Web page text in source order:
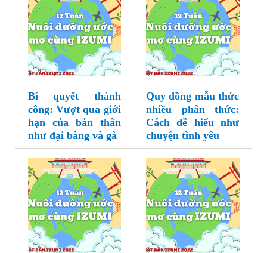
Bí quyết thành
công: Vượt qua giới
hạn của bản thân
như đại bàng và gà
Quy đồng mẫu thức
nhiều phân thức:
Cách dễ hiểu như
chuyện tình yêu